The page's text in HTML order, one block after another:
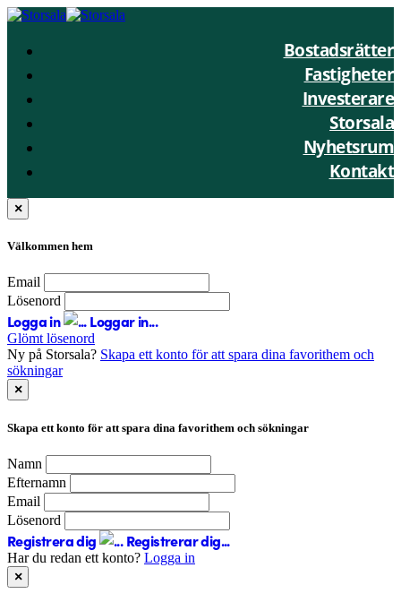
Bostadsrätter
Fastigheter
Investerare
Storsala
Nyhetsrum
Kontakt
×
Välkommen hem
Email
Lösenord
Logga in Loggar in...
Glömt lösenord
Ny på Storsala? Skapa ett konto för att spara dina favorithem och
sökningar
×
Skapa ett konto för att spara dina favorithem och sökningar
Namn
Efternamn
Email
Lösenord
Registrera dig Registrerar dig...
Har du redan ett konto? Logga in
×